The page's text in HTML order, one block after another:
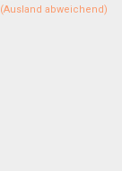
(Ausland abweichend)